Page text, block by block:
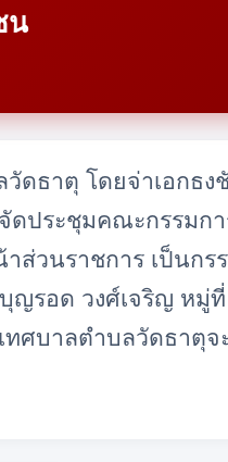
น
ดธาตุ โดยจ่าเอก
ประชุมคณะกรรมกา
วนราชการ เป็นกร
รอด วงศ์เจริญ หมู่
บาลตำบลวัดธาตุจ